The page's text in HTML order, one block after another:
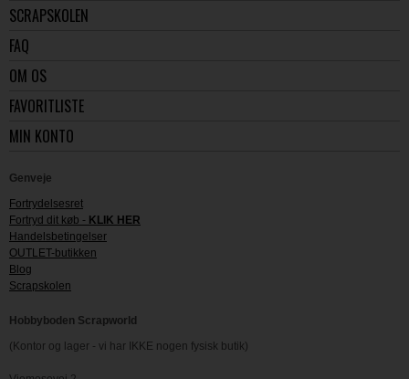
SCRAPSKOLEN
FAQ
OM OS
FAVORITLISTE
MIN KONTO
Genveje
Fortrydelsesret
Fortryd dit køb - KLIK HER
Handelsbetingelser
OUTLET-butikken
Blog
Scrapskolen
Hobbyboden Scrapworld
(Kontor og lager - vi har IKKE nogen fysisk butik)